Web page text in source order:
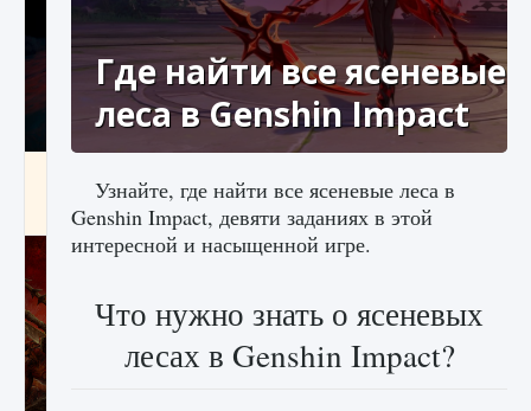
9 августа 2024
Где найти все ясеневые
леса в Genshin Impact
Узнайте, где найти все ясеневые леса в
Genshin Impact, девяти заданиях в этой
интересной и насыщенной игре.
Что нужно знать о ясеневых
лесах в Genshin Impact?